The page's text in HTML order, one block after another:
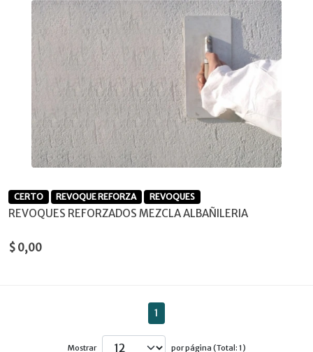
CERTO REVOQUE REFORZA REVOQUES
REVOQUES REFORZADOS MEZCLA ALBAÑILERIA
$ 0,00
1
Mostrar por página (Total: 1)